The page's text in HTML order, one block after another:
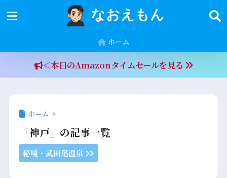
なおえもん
ホーム
＜本日のAmazonタイムセールを見る
ホーム
「神戸」の記事一覧
秘境・武田尾温泉